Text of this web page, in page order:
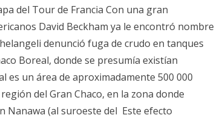
del Tour de Francia Con una gran
David Beckham ya le encontró nombre
denunció fuga de crudo en tanques
Boreal, donde se presumía existían
es un área de aproximadamente 500 000
del Gran Chaco, en la zona donde
Nanawa (al suroeste del Este efecto